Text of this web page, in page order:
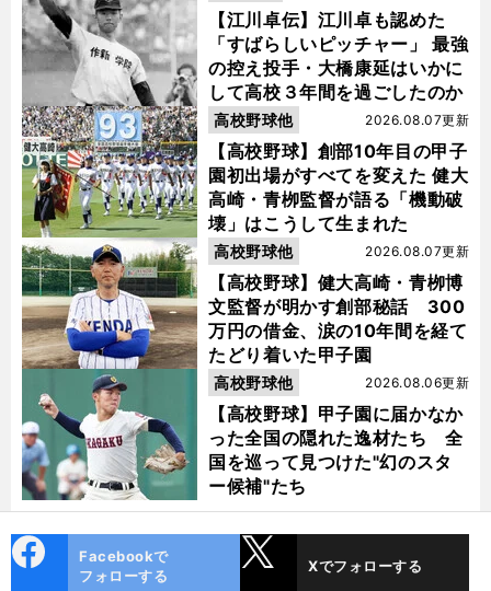
【江川卓伝】江川卓も認めた
「すばらしいピッチャー」 最強
の控え投手・大橋康延はいかに
して高校３年間を過ごしたのか
【高校野球】創部10年目の甲子
園初出場がすべてを変えた 健大
高崎・青栁監督が語る「機動破
壊」はこうして生まれた
2026.08.07更新
高校野球他
【高校野球】健大高崎・青栁博
文監督が明かす創部秘話 300
万円の借金、涙の10年間を経て
たどり着いた甲子園
2026.08.07更新
高校野球他
【高校野球】甲子園に届かなか
った全国の隠れた逸材たち 全
国を巡って見つけた"幻のスタ
ー候補"たち
2026.08.06更新
高校野球他
ok
Facebookで
フォローする
Xでフォローする